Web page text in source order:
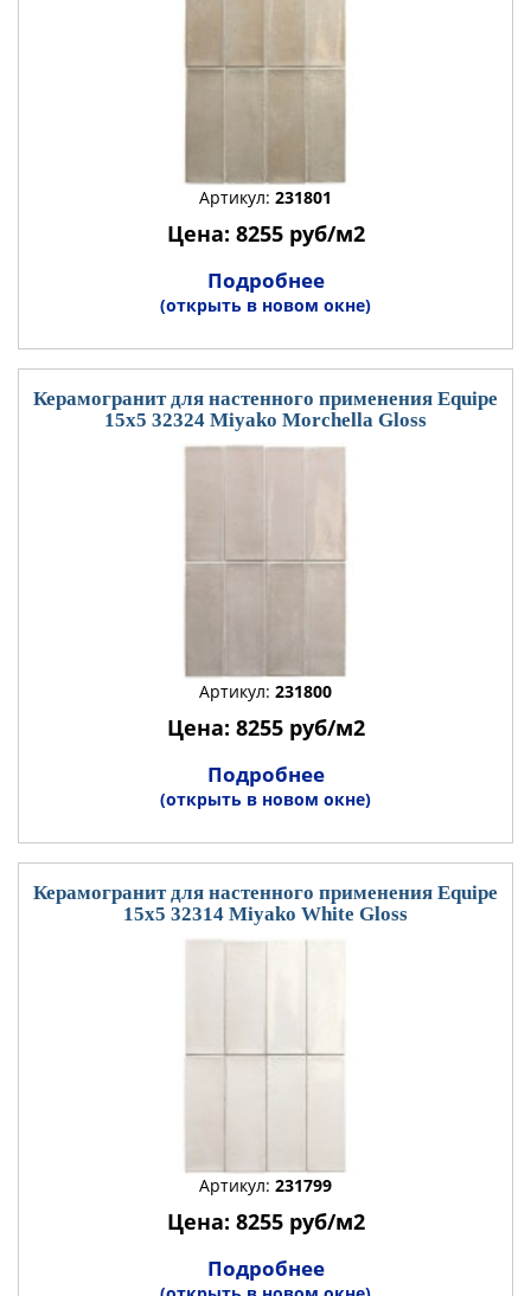
Артикул: 231801
Цена: 8255 руб/м2
Подробнее
(открыть в новом окне)
Керамогранит для настенного применения Equipe
15x5 32324 Miyako Morchella Gloss
Артикул: 231800
Цена: 8255 руб/м2
Подробнее
(открыть в новом окне)
Керамогранит для настенного применения Equipe
15x5 32314 Miyako White Gloss
Артикул: 231799
Цена: 8255 руб/м2
Подробнее